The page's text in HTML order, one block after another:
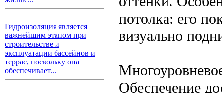
Гидроизоляция является
важнейшим этапом при
строительстве и
эксплуатации бассейнов и
террас, поскольку она
обеспечивает...
потолка: его
визуально
Обеспечение